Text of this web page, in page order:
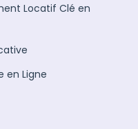
Locatif Clé en
en Ligne